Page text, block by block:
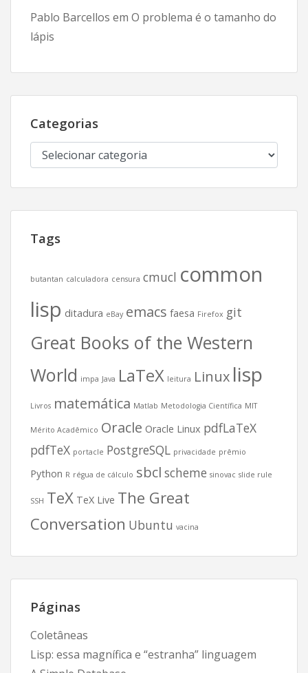
Pablo Barcellos em O problema é o tamanho do
lápis
Categorias
Categorias
Tags
butantan calculadora censura cmucl common
lisp ditadura eBay emacs faesa Firefox git
Great Books of the Western
World impa Java LaTeX leitura Linux lisp
Livros matemática Matlab Metodologia Científica MIT
Mérito Acadêmico Oracle Oracle Linux pdfLaTeX
pdfTeX portacle PostgreSQL privacidade prêmio
Python R régua de cálculo sbcl scheme sinovac slide rule
SSH TeX TeX Live The Great
Conversation Ubuntu vacina
Páginas
Coletâneas
Lisp: essa magnífica e “estranha” linguagem